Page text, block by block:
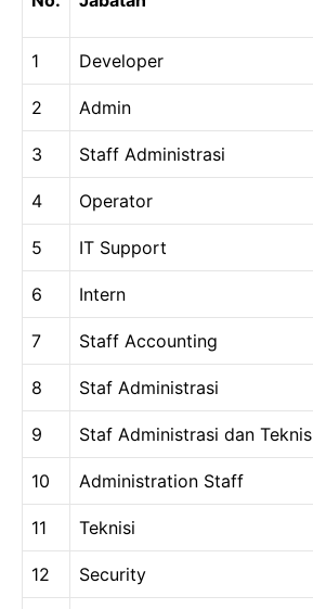
1 Developer
2 Admin
3 Staff Administrasi
4 Operator
5 IT Support
6 Intern
7 Staff Accounting
8 Staf Administrasi
9 Staf Administrasi dan Teknis
10 Administration Staff
11 Teknisi
12 Security